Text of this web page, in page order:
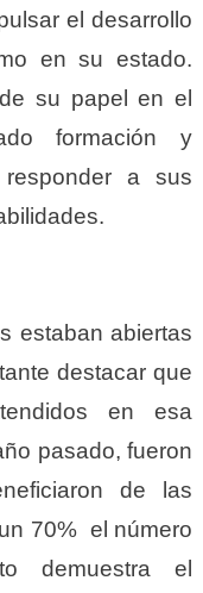
el desarrollo
en su estado.
su papel en el
formación y
responder a sus
estaban abiertas
destacar que
en esa
pasado, fueron
de las
70% el número
demuestra el